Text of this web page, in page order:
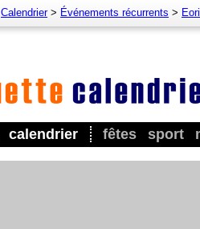
calendrier fêtes sport
Calendrier> Événements récurrents >